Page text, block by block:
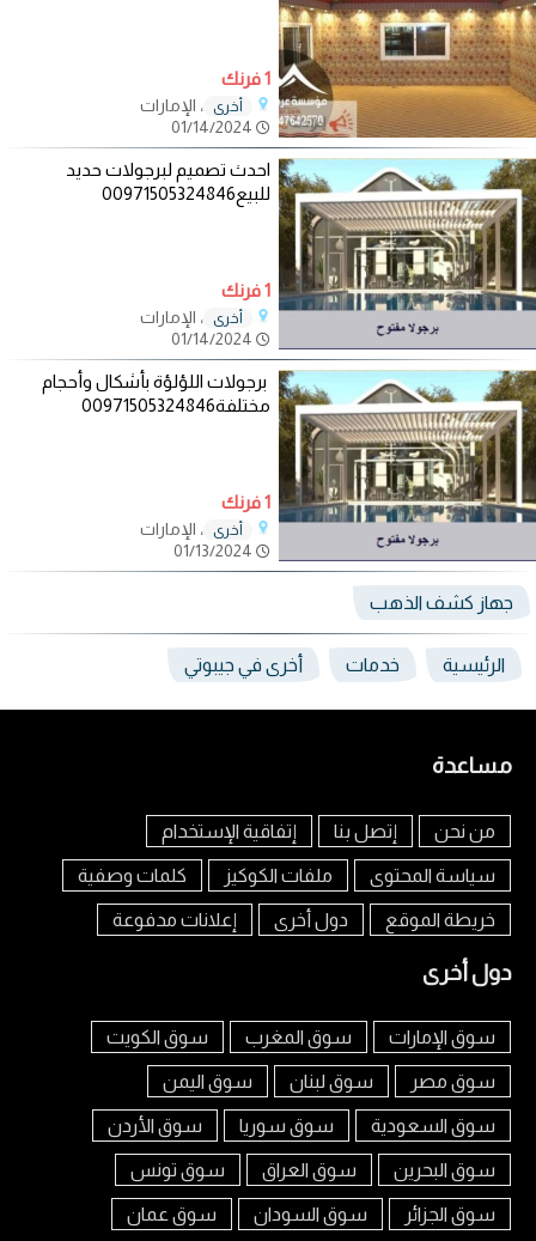
1 فرنك
أخرى
، الإمارات
احدث تصميم لبرجولات حديد
للبيع00971505324846
1 فرنك
أخرى
، الإمارات
برجولات اللؤلؤة بأشكال وأحجام
مختلفة00971505324846
1 فرنك
أخرى
، الإمارات
جهاز كشف الذهب
الرئيسية خدمات أخرى في جيبوتي
مساعدة
من نحن إتصل بنا إتفاقية الإستخدام
سياسة المحتوى ملفات الكوكيز كلمات وصفية
خريطة الموقع دول أخرى إعلانات مدفوعة
دول أخرى
سوق الإمارات سوق المغرب سوق الكويت
سوق مصر سوق لبنان سوق اليمن
سوق السعودية سوق سوريا سوق الأردن
سوق البحرين سوق العراق سوق تونس
سوق الجزائر سوق السودان سوق عمان